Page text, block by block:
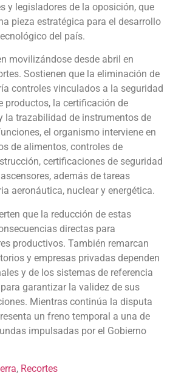
y legisladores de la oposición, que
pieza estratégica para el desarrollo
del país.
movilizándose desde abril en
Sostienen que la eliminación de
controles vinculados a la seguridad
productos, la certificación de
la trazabilidad de instrumentos de
el organismo interviene en
de alimentos, controles de
certificaciones de seguridad
además de tareas
aeronáutica, nuclear y energética.
que la reducción de estas
directas para
productivos. También remarcan
y empresas privadas dependen
y de los sistemas de referencia
garantizar la validez de sus
Mientras continúa la disputa
un freno temporal a una de
impulsadas por el Gobierno
, Recortes